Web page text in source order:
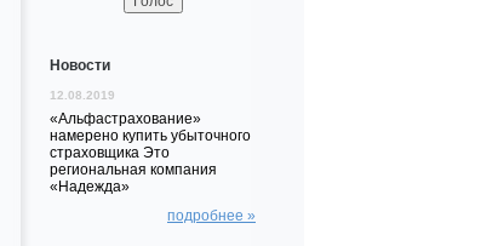
Новости
12.08.2019
«Альфастрахование»
намерено купить убыточного
страховщика Это
региональная компания
«Надежда»
подробнее »